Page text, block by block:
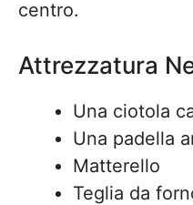
centro.
Attrezzatura
Una ciotola
Una padella
Matterello
Teglia da